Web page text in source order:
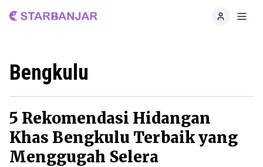
Home
Bengkulu
5 Rekomendasi Hidangan
Khas Bengkulu Terbaik yang
Menggugah Selera